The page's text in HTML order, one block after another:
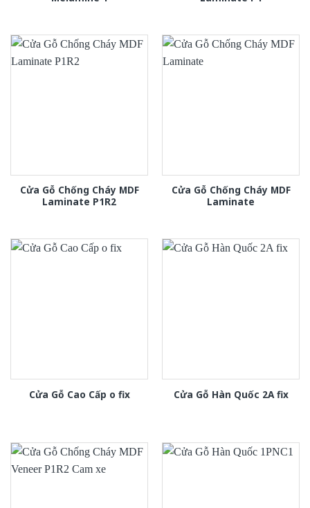
Cửa Gỗ Chống Cháy MDF
Laminate P1R2
Cửa Gỗ Chống Cháy MDF
Laminate
Cửa Gỗ Cao Cấp o fix Cửa Gỗ Hàn Quốc 2A fix